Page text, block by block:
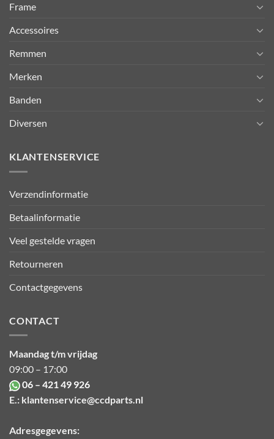
Frame
Accessoires
Remmen
Merken
Banden
Diversen
KLANTENSERVICE
Verzendinformatie
Betaalinformatie
Veel gestelde vragen
Retourneren
Contactgegevens
CONTACT
Maandag t/m vrijdag
09:00 – 17:00
06 – 421 49 926
E.: klantenservice@ccdparts.nl
Adresgegevens: